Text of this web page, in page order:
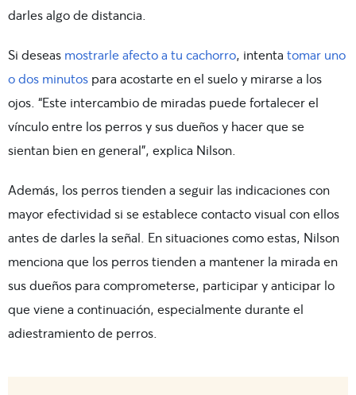
darles algo de distancia.
Si deseas mostrarle afecto a tu cachorro, intenta tomar uno
o dos minutos para acostarte en el suelo y mirarse a los
ojos. “Este intercambio de miradas puede fortalecer el
vínculo entre los perros y sus dueños y hacer que se
sientan bien en general”, explica Nilson.
Además, los perros tienden a seguir las indicaciones con
mayor efectividad si se establece contacto visual con ellos
antes de darles la señal. En situaciones como estas, Nilson
menciona que los perros tienden a mantener la mirada en
sus dueños para comprometerse, participar y anticipar lo
que viene a continuación, especialmente durante el
adiestramiento de perros.